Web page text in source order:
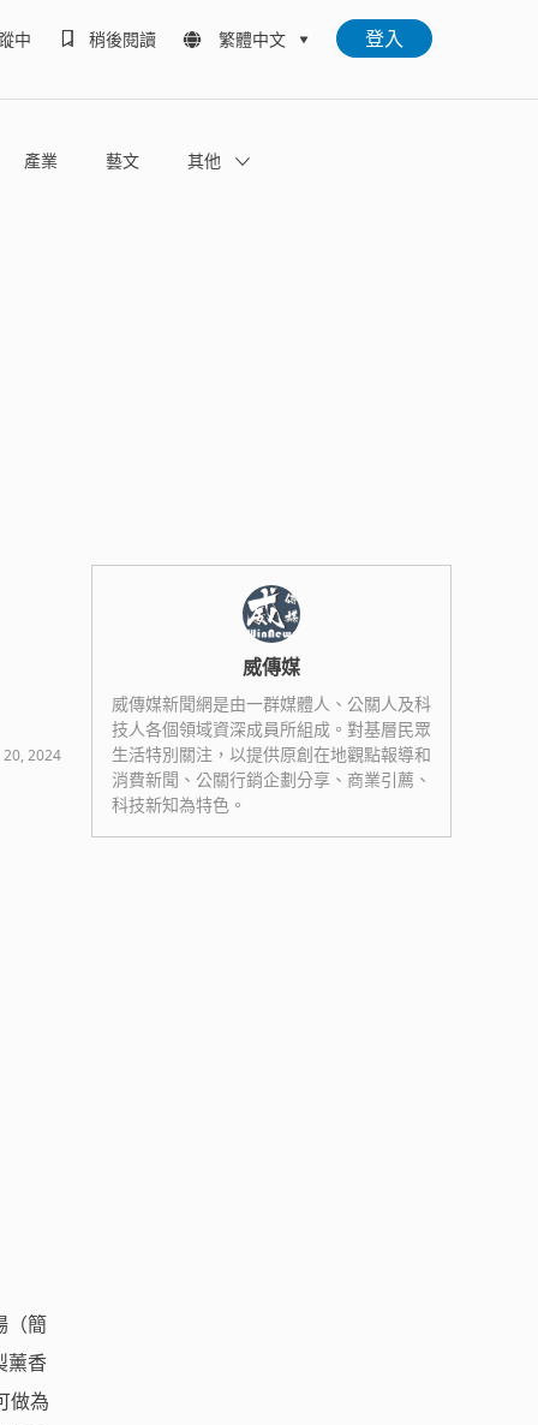
中 稍後閱讀 繁體中文 登入
產業 藝文 其他
20, 2024
（簡
薰香
做為
威傳媒
威傳媒新聞網是由一群媒體人、公關人及科
技人各個領域資深成員所組成。對基層民眾
生活特別關注，以提供原創在地觀點報導和
消費新聞、公關行銷企劃分享、商業引薦、
科技新知為特色。